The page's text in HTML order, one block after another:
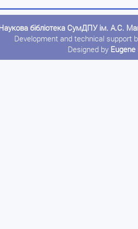
бібліотека СумДПУ ім. А.С.
Development and technical support
Designed by Eugene